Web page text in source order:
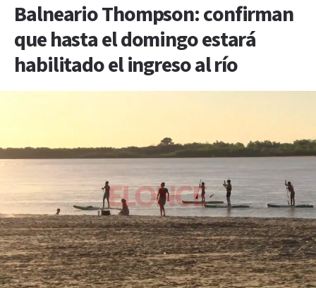
Balneario Thompson: confirman
que hasta el domingo estará
habilitado el ingreso al río